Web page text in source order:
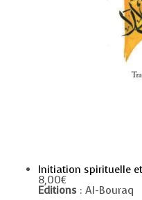
Initiation spirituelle
8,00€
Editions : Al-Bouraq